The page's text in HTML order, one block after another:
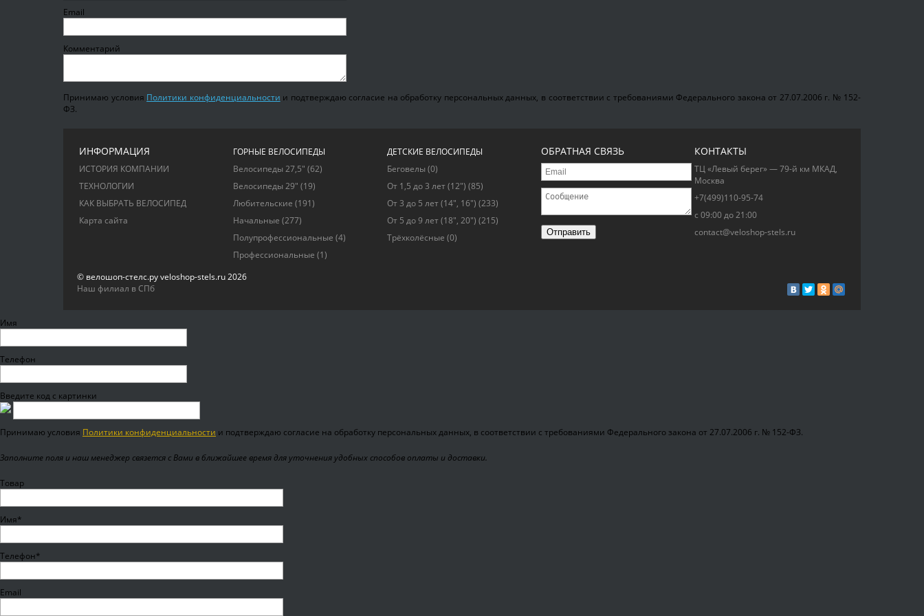
Email
Комментарий
Принимаю условия Политики конфиденциальности и подтверждаю согласие на обработку персональных данных, в соответствии с требованиями Федерального закона от 27.07.2006 г. № 152-
ФЗ.
ИНФОРМАЦИЯ
ИСТОРИЯ КОМПАНИИ
ТЕХНОЛОГИИ
КАК ВЫБРАТЬ ВЕЛОСИПЕД
Карта сайта
ГОРНЫЕ ВЕЛОСИПЕДЫ
Велосипеды 27,5" (62)
Велосипеды 29" (19)
Любительские (191)
Начальные (277)
Полупрофессиональные (4)
Профессиональные (1)
ДЕТСКИЕ ВЕЛОСИПЕДЫ
Беговелы (0)
От 1,5 до 3 лет (12") (85)
От 3 до 5 лет (14", 16") (233)
От 5 до 9 лет (18", 20") (215)
Трёхколёсные (0)
ОБРАТНАЯ СВЯЗЬ
Отправить
КОНТАКТЫ
ТЦ «Левый берег» — 79-й км МКАД,
Москва
+7(499)110-95-74
с 09:00 до 21:00
contact@veloshop-stels.ru
© велошоп-стелс.ру veloshop-stels.ru 2026
Наш филиал в СПб
Имя
Телефон
Введите код с картинки
Принимаю условия Политики конфиденциальности и подтверждаю согласие на обработку персональных данных, в соответствии с требованиями Федерального закона от 27.07.2006 г. № 152-ФЗ.
Заполните поля и наш менеджер связется с Вами в ближайшее время для уточнения удобных способов оплаты и доставки.
Товар
Имя*
Телефон*
Email